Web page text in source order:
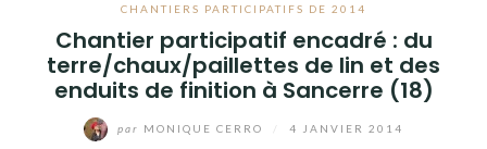
CHANTIERS PARTICIPATIFS DE 2014
Chantier participatif encadré : du
terre/chaux/paillettes de lin et des
enduits de finition à Sancerre (18)
par MONIQUE CERRO 4 JANVIER 2014